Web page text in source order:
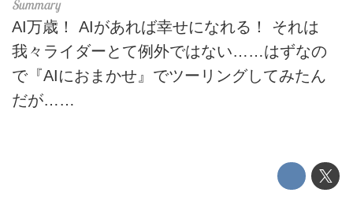
AI万歳！ AIがあれば幸せになれる！ それは
我々ライダーとて例外ではない……はずなの
で『AIにおまかせ』でツーリングしてみたん
だが……